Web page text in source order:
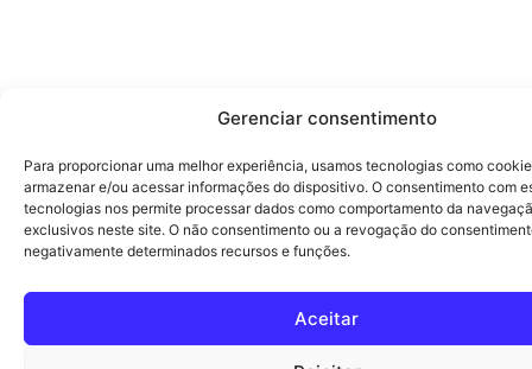
Gerenciar consentimento
Para proporcionar uma melhor experiência, usamos tecnologias como
armazenar e/ou acessar informações do dispositivo. O consentimento com
tecnologias nos permite processar dados como comportamento da
exclusivos neste site. O não consentimento ou a revogação do
negativamente determinados recursos e funções.
Aceitar